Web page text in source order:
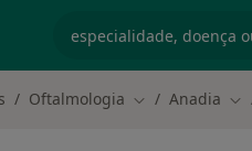
Oftalmologia Mudar de
Anadia